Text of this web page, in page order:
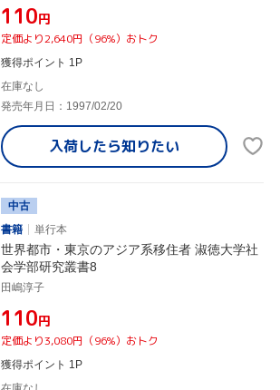
¥110円
定価より2,640円（96%）おトク
獲得ポイント 1P
在庫なし
発売年月日：1997/02/20
入荷したら知りたい
中古
書籍
単行本
世界都市・東京のアジア系移住者 淑徳大学社
会学部研究叢書8
田嶋淳子
¥110円
定価より3,080円（96%）おトク
獲得ポイント 1P